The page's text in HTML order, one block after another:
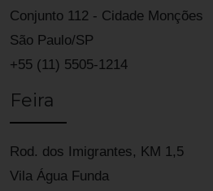
Conjunto 112 - Cidade Monções
São Paulo/SP
+55 (11) 5505-1214
Feira
Rod. dos Imigrantes, KM 1,5
Vila Água Funda